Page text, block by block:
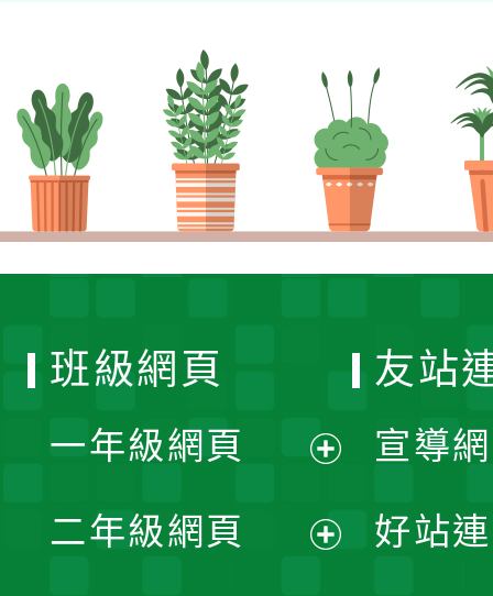
班級網頁
一年級網頁
開
二年級網頁
友站
宣導
好站